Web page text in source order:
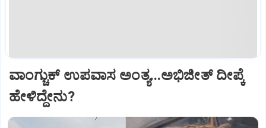
ವಾಂಗ್ಚುಕ್ ಉಪವಾಸ ಅಂತ್ಯ...ಅಭಿಜೀತ್ ದೀಪ್ಕೆ
ಹೇಳಿದ್ದೇನು?